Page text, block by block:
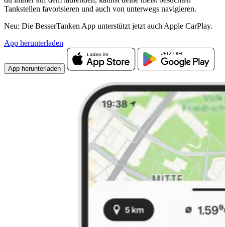
Tankstellen favorisieren und auch von unterwegs navigieren.
Neu: Die BesserTanken App unterstützt jetzt auch Apple CarPlay.
App herunterladen
App herunterladen